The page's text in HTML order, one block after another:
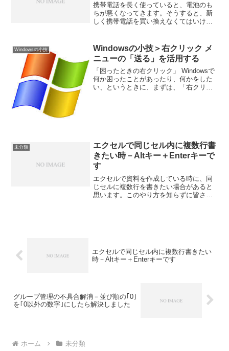
携帯電話を長く使っていると、電池のも
ちが悪くなってきます。そうすると、新
しく携帯電話を買い換えなくてはいけな
いいのです！先日、たまたまお客様の携
帯電話(NTT doco...
Windowsの小技
Windowsの小技＞右クリック メ
ニューの「送る」を活用する
「困ったときの右クリック」 Windowsで
何か困ったことがあったり、何かをした
い、というときに、まずは、「右クリッ
未分類
エクセルで同じセル内に複数行書
きたい時－Altキー＋Enterキーで
す
エクセルで資料を作成している時に、同
じセルに複数行を書きたい場合があると
思います。このやり方を知らずに皆さん
エクセルで同じセル内に複数行書きたい
時－Altキー＋Enterキーです
グループ管理の不具合解消－並び順の｢0｣
を｢0以外の数字｣にしたら解決しました
ホーム 未分類